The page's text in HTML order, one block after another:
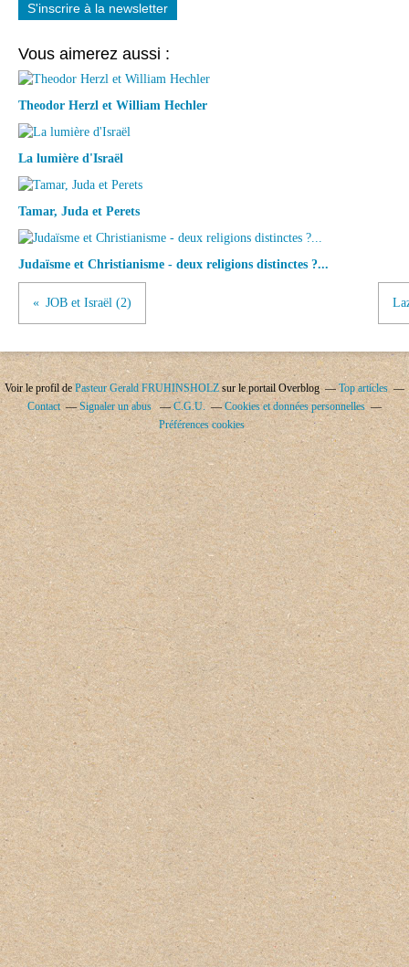
S'inscrire à la newsletter
Vous aimerez aussi :
Theodor Herzl et William Hechler
La lumière d'Israël
Tamar, Juda et Perets
Judaïsme et Christianisme - deux religions distinctes ?...
JOB et Israël (2)
Voir le profil dePasteur Gerald FRUHINSHOLZsur le portail Overblog
Top articles
Contact
Signaler un abus C.G.U.
Cookies et données personnelles
Préférences cookies